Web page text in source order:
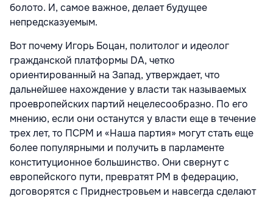
болото. И, самое важное, делает будущее
непредсказуемым.
Вот почему Игорь Боцан, политолог и идеолог
гражданской платформы DA, четко
ориентированный на Запад, утверждает, что
дальнейшее нахождение у власти так называемых
проевропейских партий нецелесообразно. По его
мнению, если они останутся у власти еще в течение
трех лет, то ПСРМ и «Наша партия» могут стать еще
более популярными и получить в парламенте
конституционное большинство. Они свернут с
европейского пути, превратят РМ в федерацию,
договорятся с Приднестровьем и навсегда сделают